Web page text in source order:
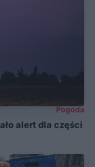
Pogoda
alert dla części